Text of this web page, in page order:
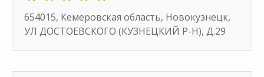
654015, Кемеровская область, Новокузнецк,
УЛ ДОСТОЕВСКОГО (КУЗНЕЦКИЙ Р-Н), Д.29